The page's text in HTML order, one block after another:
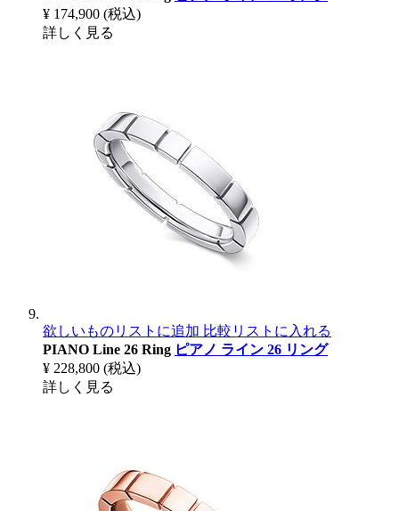
¥ 174,900 (税込)
詳しく見る
欲しいものリストに追加 比較リストに入れる
PIANO Line 26 Ring ピアノ ライン 26 リング
¥ 228,800 (税込)
詳しく見る